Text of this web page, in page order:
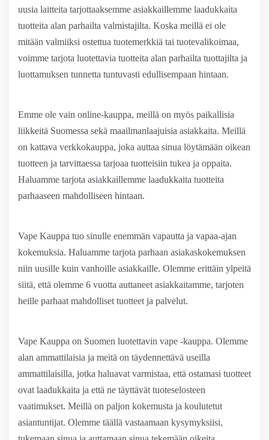
uusia laitteita tarjottaaksemme asiakkaillemme laadukkaita
tuotteita alan parhailta valmistajilta. Koska meillä ei ole
mitään valmiiksi ostettua tuotemerkkiä tai tuotevalikoimaa,
voimme tarjota luotettavia tuotteita alan parhailta tuottajilta ja
luottamuksen tunnetta tuntuvasti edullisempaan hintaan.
Emme ole vain online-kauppa, meillä on myös paikallisia
liikkeitä Suomessa sekä maailmanlaajuisia asiakkaita. Meillä
on kattava verkkokauppa, joka auttaa sinua löytämään oikean
tuotteen ja tarvittaessa tarjoaa tuotteisiin tukea ja oppaita.
Haluamme tarjota asiakkaillemme laadukkaita tuotteita
parhaaseen mahdolliseen hintaan.
Vape Kauppa tuo sinulle enemmän vapautta ja vapaa-ajan
kokemuksia. Haluamme tarjota parhaan asiakaskokemuksen
niin uusille kuin vanhoille asiakkaille. Olemme erittäin ylpeitä
siitä, että olemme 6 vuotta auttaneet asiakkaitamme, tarjoten
heille parhaat mahdolliset tuotteet ja palvelut.
Vape Kauppa on Suomen luotettavin vape -kauppa. Olemme
alan ammattilaisia ja meitä on täydennettävä useilla
ammattilaisilla, jotka haluavat varmistaa, että ostamasi tuotteet
ovat laadukkaita ja että ne täyttävät tuoteselosteen
vaatimukset. Meillä on paljon kokemusta ja koulutetut
asiantuntijat. Olemme täällä vastaamaan kysymyksiisi,